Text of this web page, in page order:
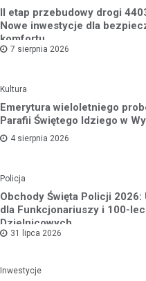
II etap przebudowy drogi
Nowe inwestycje dla
komfortu
7 sierpnia 2026
Kultura
Emerytura wieloletniego
Parafii Świętego Idziego w
4 sierpnia 2026
Policja
Obchody Święta Policji 2026:
dla Funkcjonariuszy i 100-
Dzielnicowych
31 lipca 2026
Inwestycje